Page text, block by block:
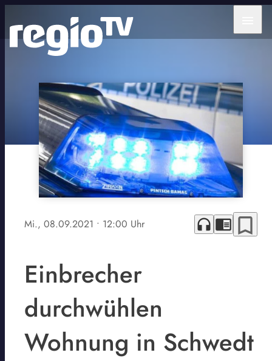
Mi., 08.09.2021 • 12:00 Uhr headphones chrome_reader_mode bookmark_border
Einbrecher
durchwühlen
Wohnung in Schwedt